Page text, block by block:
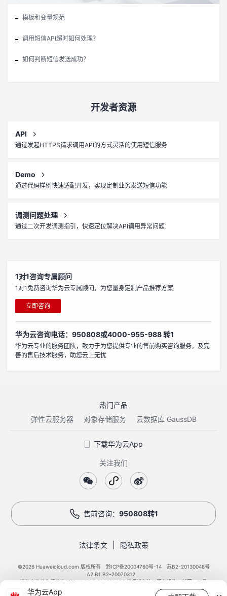
模板和变量规范
调用短信API超时如何处理？
如何判断短信发送成功？
开发者资源
API
通过发起HTTPS请求调用API的方式灵活的使用短信服务
Demo
通过代码样例快速适配开发，实现定制业务发送短信功能
调测问题处理
通过二次开发调测指引，快速定位解决API调用异常问题
1对1咨询专属顾问
1对1免费咨询华为云专属顾问，为您量身定制产品推荐方案
立即咨询
华为云咨询电话：950808或4000-955-988 转1
华为云专业的服务团队，致力于为您提供专业的售前购买咨询服务，及完
善的售后技术服务，助您云上无忧
热门产品
弹性云服务器
对象存储服务 云数据库 GaussDB
下载华为云App
关注我们
售前咨询： 950808转1
法律条文 隐私政策
©2026 Huaweicloud.com 版权所有 黔ICP备20004760号-14
苏B2-20130048号
A2.B1.B2-20070312
增值电信业务经营许可证：B1.B2-20200593 | 代理域名注册服务机构：新网、西数
电子营业执照 贵公网安备 52990002000093号
华为云App